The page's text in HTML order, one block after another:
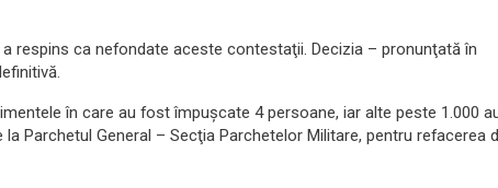
respins ca nefondate aceste contestaţii. Decizia – pronunţată în
în care au fost împușcate 4 persoane, iar alte peste 1.000
Parchetul General – Secţia Parchetelor Militare, pentru refacerea